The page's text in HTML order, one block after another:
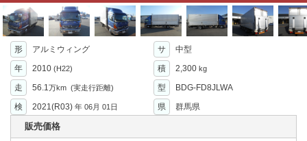
形 アルミウィング サ
中型
年
2010 (H22) 積 2,300 kg
走 56.1万km (実走行距離) 型
BDG-FD8JLWA
検
2021(R03) 年 06月 01日 県 群馬県
販売価格